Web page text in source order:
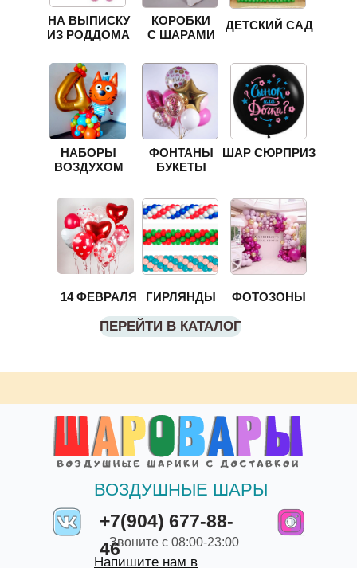
ФОНТАНЫ
БУКЕТЫ
НА ВЫПИСКУ
ИЗ РОДДОМА
ШАР СЮРПРИЗ
ГИРЛЯНДЫ
ПЕРЕЙТИ В КАТАЛОГ
ФОТОЗОНЫ
КОРОБКИ
С ШАРАМИ
14 ФЕВРАЛЯ
НАБОРЫ
ВОЗДУХОМ
ДЕТСКИЙ САД
+7(904) 677-88-
46
ВОЗДУШНЫЕ ШАРЫ
Звоните с 08:00-23:00
Напишите нам в